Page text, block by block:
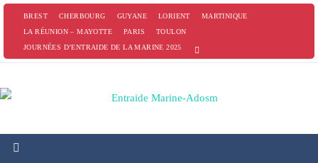
PasserBREST CHERBOURG GUYANE LORIENT
MARTINIQUE
LA RÉUNION – MAYOTTE
PARIS
TOULON
JOURNÉES D’ENTRAIDE DE LA MARINE 2025